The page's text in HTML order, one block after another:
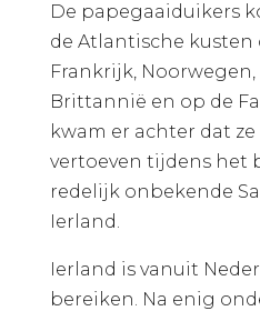
De papegaaiduikers
de Atlantische kusten
Frankrijk, Noorwegen,
Brittannië en op de
kwam er achter dat
vertoeven tijdens het
redelijk onbekende
Ierland.
Ierland is vanuit
bereiken. Na enig